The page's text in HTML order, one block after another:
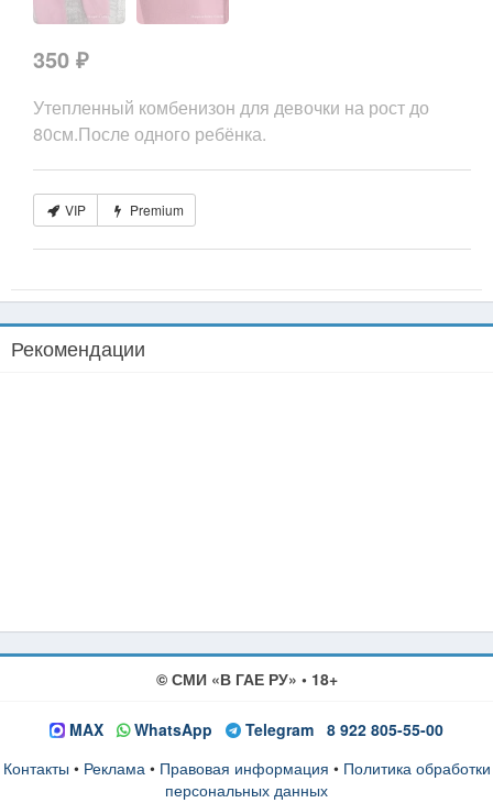
350 ₽
Утепленный комбенизон для девочки на рост до
80см.После одного ребёнка.
VIP Premium
Рекомендации
© СМИ «В ГАЕ РУ» • 18+
MAX WhatsApp Telegram 8 922 805-55-00
Контакты • Реклама• Правовая информация • Политика обработки
персональных данных